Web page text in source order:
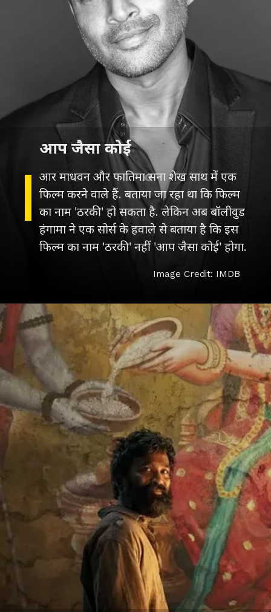
आर माधवन और फातिमा सना शेख साथ में एक
फिल्म करने वाले हैं. बताया जा रहा था कि फिल्म
का नाम 'ठरकी' हो सकता है. लेकिन अब बॉलीवुड
हंगामा ने एक सोर्स के हवाले से बताया है कि इस
फिल्म का नाम 'ठरकी' नहीं 'आप जैसा कोई' होगा.
आप जैसा कोई
Image Credit: IMDB